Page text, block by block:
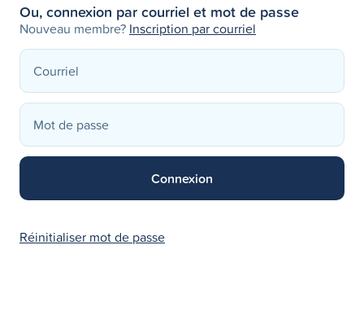
Ou, connexion par courriel et mot de passe
Nouveau membre? Inscription par courriel
Réinitialiser mot de passe